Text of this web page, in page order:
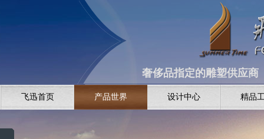
奢侈品指定的雕塑供应
飞迅首页 产品世界 设计中心 精品